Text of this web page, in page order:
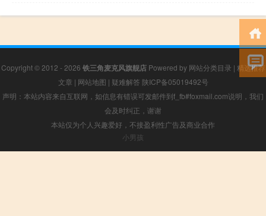
Copyright © 2012 - 2026 铁三角麦克风旗舰店Powered by 网站分类目录 | 精选推荐
文章 | 网站地图 | 疑难解答 陕ICP备05019492号
声明：本站内容来自互联网，如信息有错误可发邮件到f_fb#foxmail.com说明，我们
会及时纠正，谢谢
本站仅为个人兴趣爱好，不接盈利性广告及商业合作
小男孩